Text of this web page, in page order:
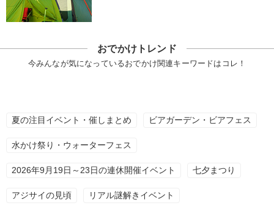
おでかけトレンド
今みんなが気になっているおでかけ関連キーワードはコレ！
夏の注目イベント・催しまとめ ビアガーデン・ビアフェス
水かけ祭り・ウォーターフェス
2026年9月19日～23日の連休開催イベント 七夕まつり
アジサイの見頃 リアル謎解きイベント